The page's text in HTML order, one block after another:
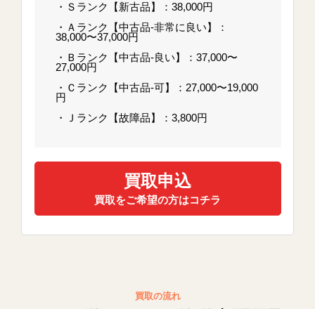
・Ｓランク【新古品】：38,000円
・Ａランク【中古品-非常に良い】：
38,000〜37,000円
・Ｂランク【中古品-良い】：37,000〜
27,000円
・Ｃランク【中古品-可】：27,000〜19,000
円
・Ｊランク【故障品】：3,800円
買取申込
買取をご希望の方はコチラ
買取の流れ